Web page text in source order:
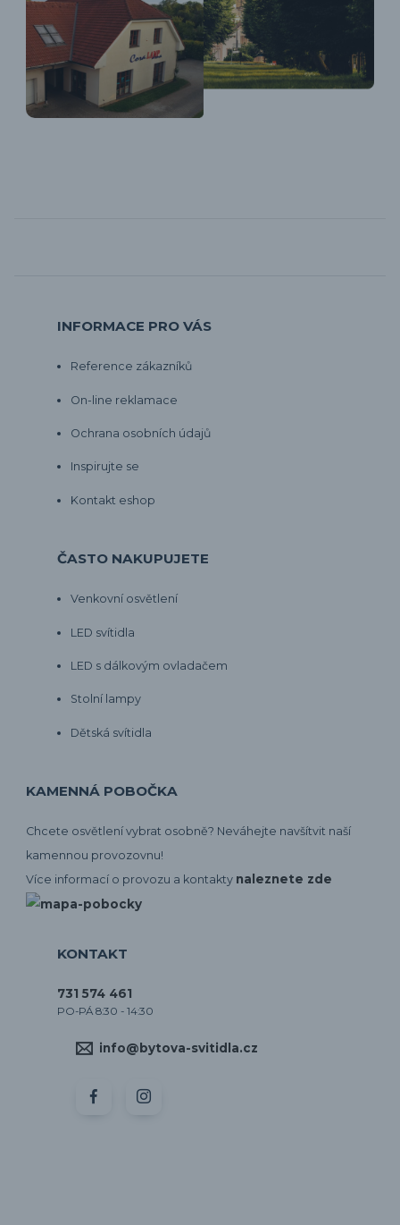
INFORMACE PRO VÁS
Reference zákazníků
On-line reklamace
Ochrana osobních údajů
Inspirujte se
Kontakt eshop
ČASTO NAKUPUJETE
Venkovní osvětlení
LED svítidla
LED s dálkovým ovladačem
Stolní lampy
Dětská svítidla
KAMENNÁ POBOČKA
Chcete osvětlení vybrat osobně? Neváhejte navšítvit naší
kamennou provozovnu!
Více informací o provozu a kontakty naleznete zde
KONTAKT
731 574 461
PO-PÁ 8:30 - 14:30
info@bytova-svitidla.cz